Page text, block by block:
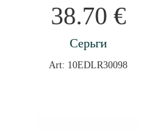
38.70 €
Серьги
Art: 10EDLR30098